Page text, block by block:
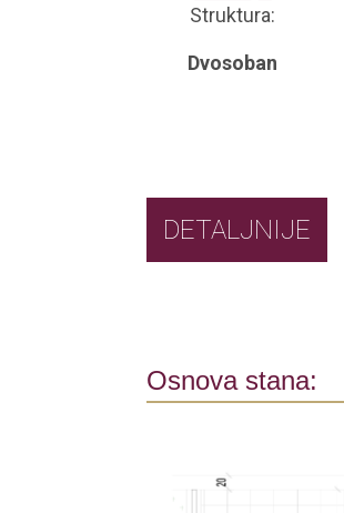
Struktura:
Dvosoban
DETALJNIJE
Osnova stana: